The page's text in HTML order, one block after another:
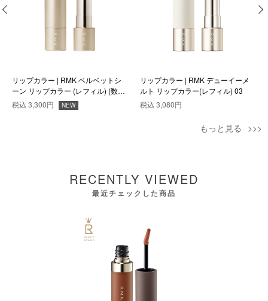
リップカラー | RMK ベルベットシ
ーン リップカラー (レフィル) (数量
限定色) EX-06
税込 3,300円 NEW
リップカラー | RMK デューイーメ
ルト リップカラー(レフィル) 03
税込 3,080円
もっと見る
RECENTLY VIEWED
最近チェックした商品